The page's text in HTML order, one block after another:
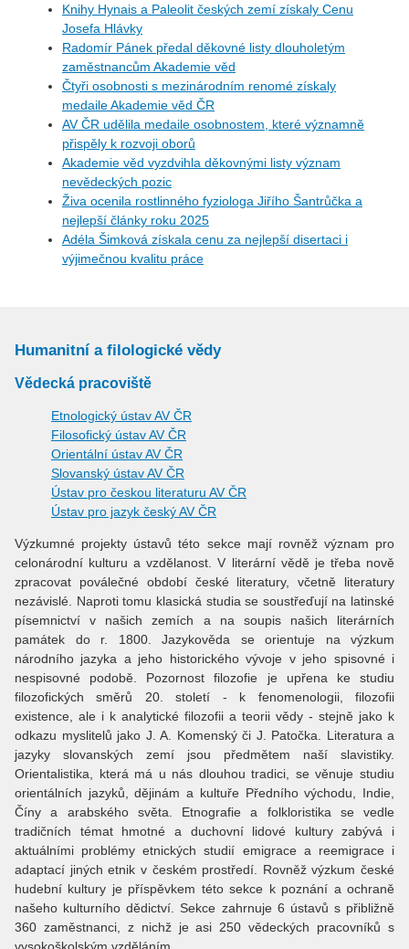
Knihy Hynais a Paleolit českých zemí získaly Cenu
Josefa Hlávky
Radomír Pánek předal děkovné listy dlouholetým
zaměstnancům Akademie věd
Čtyři osobnosti s mezinárodním renomé získaly
medaile Akademie věd ČR
AV ČR udělila medaile osobnostem, které významně
přispěly k rozvoji oborů
Akademie věd vyzdvihla děkovnými listy význam
nevědeckých pozic
Živa ocenila rostlinného fyziologa Jiřího Šantrůčka a
nejlepší články roku 2025
Adéla Šimková získala cenu za nejlepší disertaci i
výjimečnou kvalitu práce
Humanitní a filologické vědy
Vědecká pracoviště
Etnologický ústav AV ČR
Filosofický ústav AV ČR
Orientální ústav AV ČR
Slovanský ústav AV ČR
Ústav pro českou literaturu AV ČR
Ústav pro jazyk český AV ČR
Výzkumné projekty ústavů této sekce mají rovněž význam pro
celonárodní kulturu a vzdělanost. V literární vědě je třeba nově
zpracovat poválečné období české literatury, včetně literatury
nezávislé. Naproti tomu klasická studia se soustřeďují na latinské
písemnictví v našich zemích a na soupis našich literárních
památek do r. 1800. Jazykověda se orientuje na výzkum
národního jazyka a jeho historického vývoje v jeho spisovné i
nespisovné podobě. Pozornost filozofie je upřena ke studiu
filozofických směrů 20. století - k fenomenologii, filozofii
existence, ale i k analytické filozofii a teorii vědy - stejně jako k
odkazu myslitelů jako J. A. Komenský či J. Patočka. Literatura a
jazyky slovanských zemí jsou předmětem naší slavistiky.
Orientalistika, která má u nás dlouhou tradici, se věnuje studiu
orientálních jazyků, dějinám a kultuře Předního východu, Indie,
Číny a arabského světa. Etnografie a folkloristika se vedle
tradičních témat hmotné a duchovní lidové kultury zabývá i
aktuálními problémy etnických studií emigrace a reemigrace i
adaptací jiných etnik v českém prostředí. Rovněž výzkum české
hudební kultury je příspěvkem této sekce k poznání a ochraně
našeho kulturního dědictví. Sekce zahrnuje 6 ústavů s přibližně
360 zaměstnanci, z nichž je asi 250 vědeckých pracovníků s